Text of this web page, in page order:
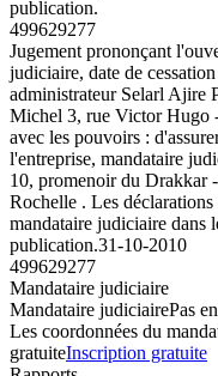
publication.
499629277
Jugement prononçant
judiciaire, date de
administrateur Selarl Ajire
Michel 3, rue Victor Hugo
avec les pouvoirs :
l'entreprise, mandataire
10, promenoir du Drakkar
Rochelle . Les déclarations
mandataire judiciaire dans
publication.31-10-2010
499629277
Mandataire judiciaire
Mandataire judiciairePas
Les coordonnées du
gratuiteInscription gratuite